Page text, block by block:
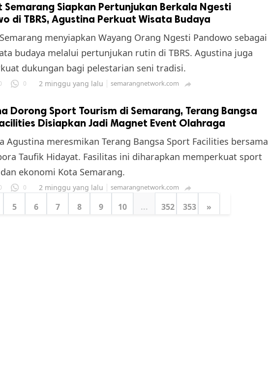
Semarang Siapkan Pertunjukan Berkala Ngesti
di TBRS, Agustina Perkuat Wisata Budaya
menyiapkan Wayang Orang Ngesti Pandowo sebagai
budaya melalui pertunjukan rutin di TBRS. Agustina juga
dukungan bagi pelestarian seni tradisi.
0 2 minggu yang lalu semarangnetwork.com 
Dorong Sport Tourism di Semarang, Terang Bangsa
Disiapkan Jadi Magnet Event Olahraga
Agustina meresmikan Terang Bangsa Sport Facilities bersama
Taufik Hidayat. Fasilitas ini diharapkan memperkuat sport
ekonomi Kota Semarang.
0 2 minggu yang lalu semarangnetwork.com 
5 6 7 8 9 10 ... 352 353 »